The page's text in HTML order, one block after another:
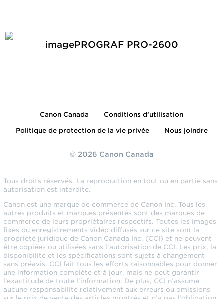
imagePROGRAF PRO-2600
Canon Canada Conditions d’utilisation
Politique de protection de la vie privée Nous joindre
© 2026 Canon Canada
Tous droits réservés. La reproduction en tout ou en partie sans
autorisation est interdite.
Canon est une marque de commerce de Canon Inc. Tous les
autres produits et marques présentés sont des marques de
commerce de leurs propriétaires respectifs. Toutes les images
fixes ou enregistrements vidéo diffusés sur ce site sont la
propriété juridique de Canon Canada Inc. (CCI) et ne peuvent
être copiées ou utilisées sans l’autorisation de CCI. Les prix, la
disponibilité et les spécifications sont sujets à changement
sans préavis. CCI fait tous les efforts raisonnables pour donner
une information complète et à jour, mais ne peut garantir
l’exactitude de toute l’information. De plus, CCI n’assume
aucune responsabilité relativement aux erreurs ou omissions